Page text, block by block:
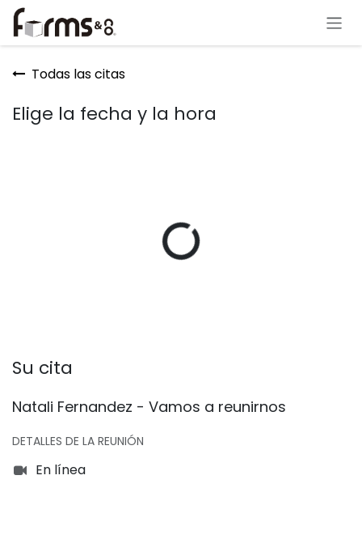
Ir al contenido
Todas las citas
Elige la fecha y la hora
Su cita
Natali Fernandez - Vamos a reunirnos
DETALLES DE LA REUNIÓN
En línea